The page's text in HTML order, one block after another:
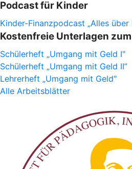
Podcast für Kinder
Kinder-Finanzpodcast „Alles über
Kostenfreie Unterlagen
Schülerheft „Umgang mit Geld I"
Schülerheft „Umgang mit Geld II”
Lehrerheft „Umgang mit Geld"
Alle Arbeitsblätter